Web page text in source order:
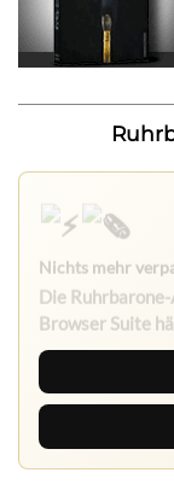
Nichts mehr
Die Ruhrbarone-
Browser Suite